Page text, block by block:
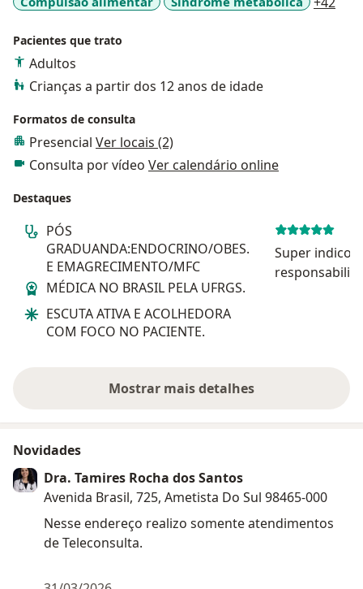
Pacientes que trato
Adultos
Crianças a partir dos 12 anos de idade
Formatos de consulta
Presencial Ver locais (2)
Consulta por vídeo Ver calendário online
Destaques
PÓS
GRADUANDA:ENDOCRINO/OBES.
E EMAGRECIMENTO/MFC
MÉDICA NO BRASIL PELA UFRGS.
ESCUTA ATIVA E ACOLHEDORA
COM FOCO NO PACIENTE.
Super indico
Mostrar mais detalhes
sobre a experiência
Novidades
Dra. Tamires Rocha dos Santos
Avenida Brasil, 725, Ametista Do Sul 98465-000
Nesse endereço realizo somente atendimentos
de Teleconsulta.